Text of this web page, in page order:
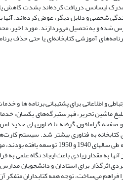
لیسانس دریافت کرده‌اند بشدت کاهش
شخصی و دلایل دیگر، عوض کرده‌اند. آنها
شده‌ و به تحصیل می‌پردازند. مورد اخیر،
آموزشی کتابخانه‌ای یا حتی حذف
و اطلاعاتی برای پشتیبانی برنامه ها و
ماشین تحریر، فهرستبرگه‌های یکسان،
گرامافون گرفته تا فناوریهای جدید
به فناوری بیشتر شد. سیستم
برای انواع هدفهای پردازش فنی و بازیابی، بخصوص در
را در سالهای 1920 و 1930 شکل داد. هریک از آنها به مقدار زیادی
اثرگذار برای استادان و دانشجویان
می‌ساخت، توجه همه کتابداران متفکر